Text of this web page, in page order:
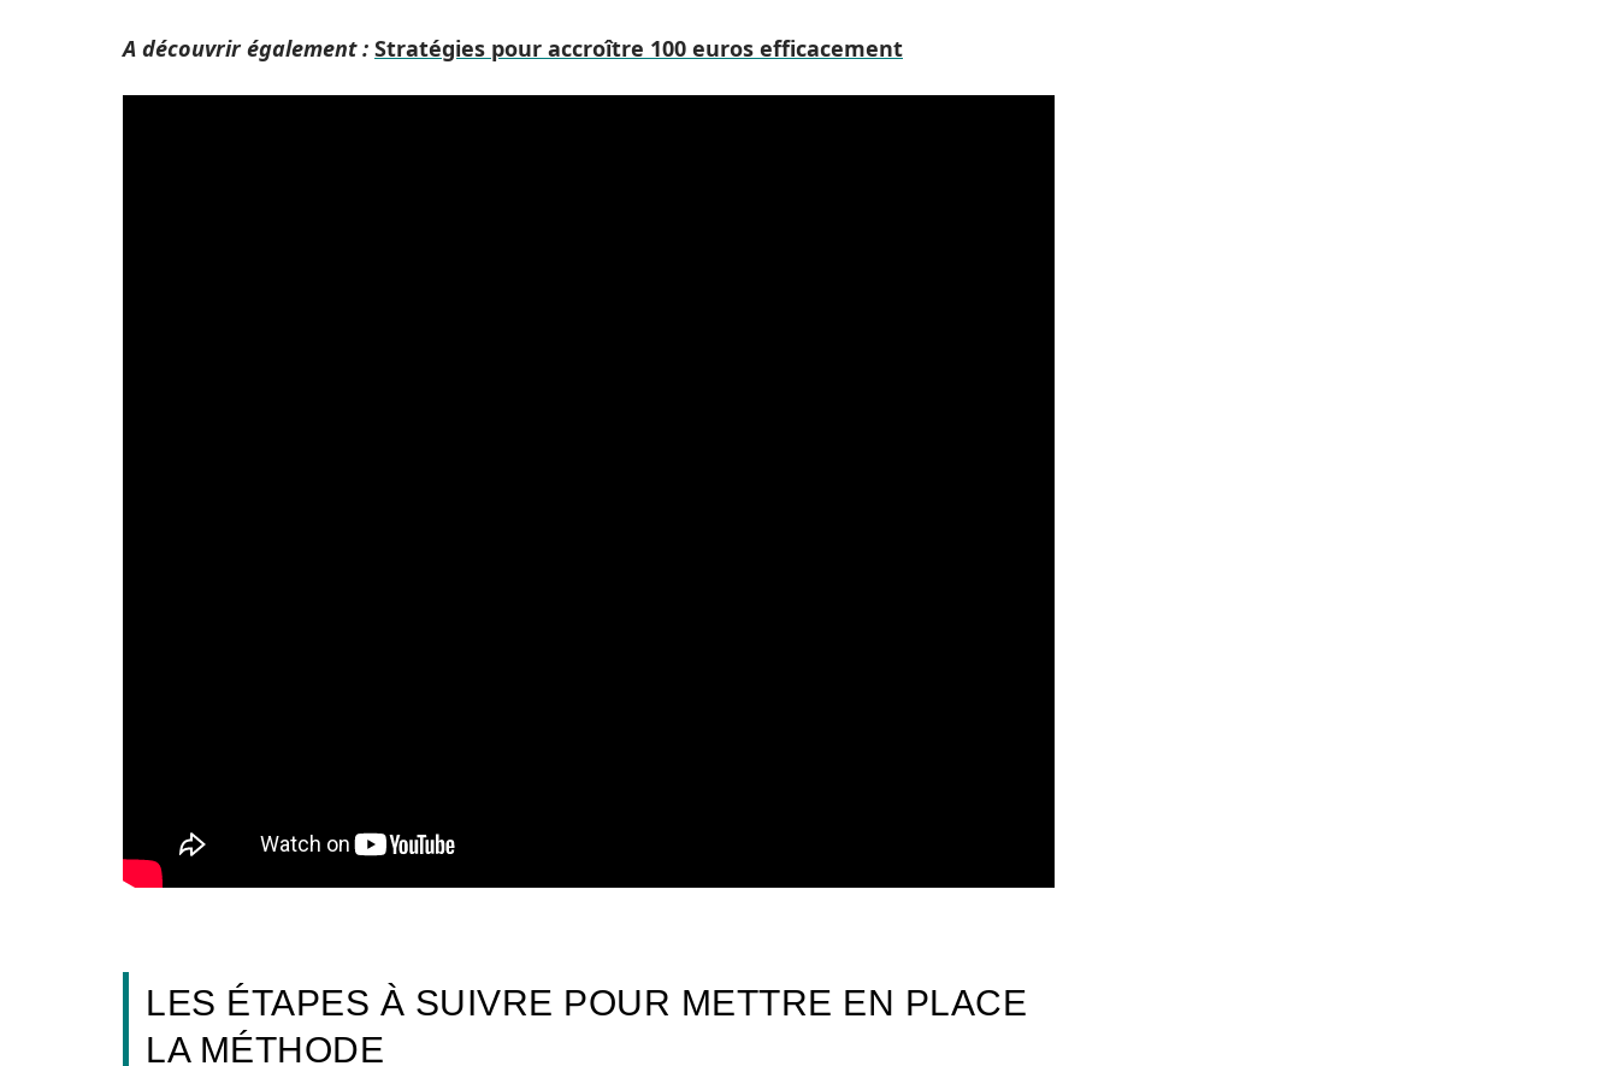
A découvrir également : Stratégies pour accroître 100 euros efficacement
LES ÉTAPES À SUIVRE POUR METTRE EN PLACE
LA MÉTHODE